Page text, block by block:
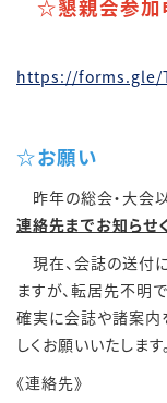
☆懇親会参加
https://forms.gle/
☆お願い
昨年の総会・大会
連絡先までお知らせ
現在、会誌の送付
ますが、転居先不明
確実に会誌や諸案内
しくお願いいたします。
《連絡先》